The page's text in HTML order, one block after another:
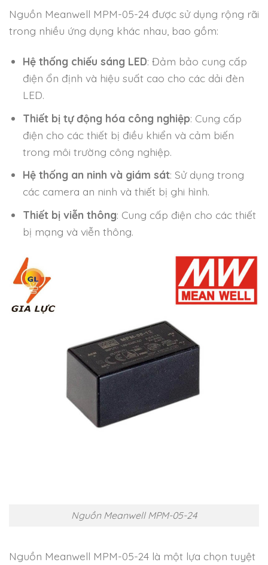
Nguồn Meanwell MPM-05-24 được sử dụng rộng rãi
trong nhiều ứng dụng khác nhau, bao gồm:
Hệ thống chiếu sáng LED: Đảm bảo cung cấp
điện ổn định và hiệu suất cao cho các dải đèn
LED.
Thiết bị tự động hóa công nghiệp: Cung cấp
điện cho các thiết bị điều khiển và cảm biến
trong môi trường công nghiệp.
Hệ thống an ninh và giám sát: Sử dụng trong
các camera an ninh và thiết bị ghi hình.
Thiết bị viễn thông: Cung cấp điện cho các thiết
bị mạng và viễn thông.
Nguồn Meanwell MPM-05-24
Nguồn Meanwell MPM-05-24 là một lựa chọn tuyệt